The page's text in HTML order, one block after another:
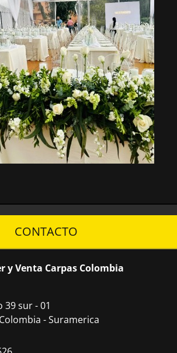
CONTACTO
y Venta Carpas Colombia
39 sur - 01
- Suramerica